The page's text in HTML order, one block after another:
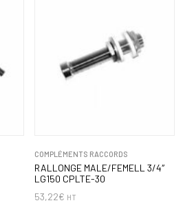
COMPLÉMENTS RACCORDS
RALLONGE MALE/FEMELL 3/4″
LG150 CPLTE-30
53,22€ HT